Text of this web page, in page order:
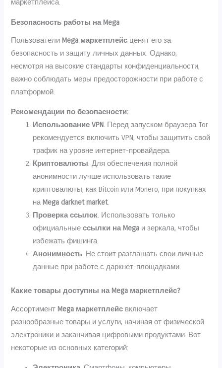
маркетплейса.
Безопасность работы на Mega
Пользователи Mega маркетплейс ценят его за
безопасность и защиту личных данных. Однако,
несмотря на высокие стандарты конфиденциальности,
важно соблюдать меры предосторожности при работе с
платформой.
Рекомендации по безопасности:
Использование VPN. Перед запуском браузера Tor
рекомендуется включить VPN, чтобы защитить свой
трафик на уровне интернет-провайдера.
Криптовалюты. Для обеспечения полной
анонимности лучше использовать такие
криптовалюты, как Bitcoin или Monero, при покупках
наMega darknet market.
Проверка ссылок. Использовать только
официальныессылки на Mega и зеркала, чтобы
избежать фишинга.
Анонимность. Не стоит разглашать свои личные
данные при работе с даркнет-площадками.
Какие товары доступны на Mega маркетплейс?
Ассортимент Mega маркетплейс включает
разнообразные товары и услуги, начиная от физической
электроники и заканчивая цифровыми продуктами. Вот
некоторые из основных категорий: